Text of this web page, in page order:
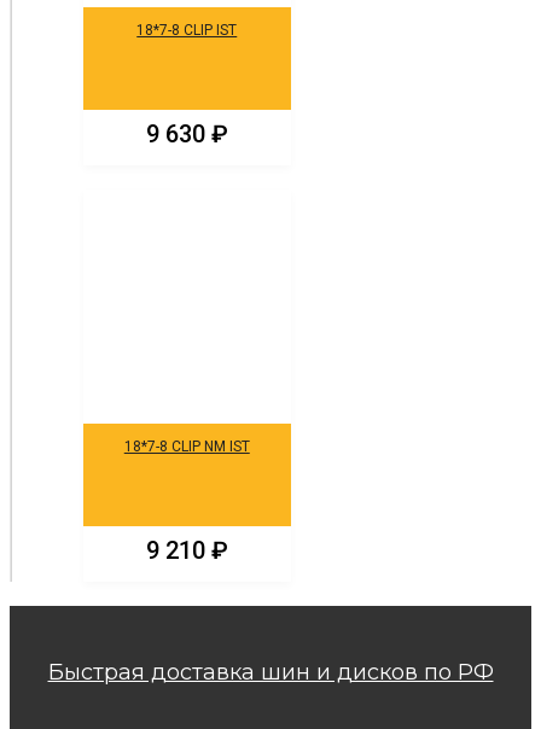
18*7-8 CLIP IST
9 630 ₽
18*7-8 CLIP NM IST
9 210 ₽
Быстрая доставка шин и дисков по РФ